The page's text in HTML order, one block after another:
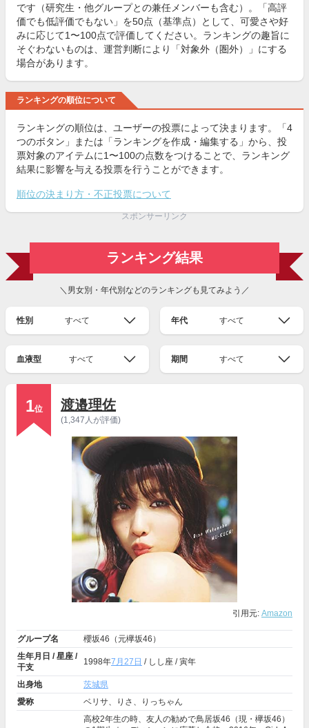
です（研究生・他グループとの兼任メンバーも含む）。「高評
価でも低評価でもない」を50点（基準点）として、可愛さや好
みに応じて1〜100点で評価してください。ランキングの趣旨に
そぐわないものは、運営判断により「対象外（圏外）」にする
場合があります。
ランキングの順位について
ランキングの順位は、ユーザーの投票によって決まります。「4
つのボタン」または「ランキングを作成・編集する」から、投
票対象のアイテムに1〜100の点数をつけることで、ランキング
結果に影響を与える投票を行うことができます。
順位の決まり方・不正投票について
スポンサーリンク
ランキング結果
＼男女別・年代別などのランキングも見てみよう／
性別 すべて 年代 すべて
血液型 すべて 期間 すべて
1位 渡邉理佐
(1,347人が評価)
引用元: Amazon
グループ名
櫻坂46（元欅坂46）
生年月日 / 星座 /
干支
1998年7月27日 / しし座 / 寅年
出身地
茨城県
愛称
ベリサ、りさ、りっちゃん
高校2年生の時、友人の勧めで鳥居坂46（現・欅坂46）